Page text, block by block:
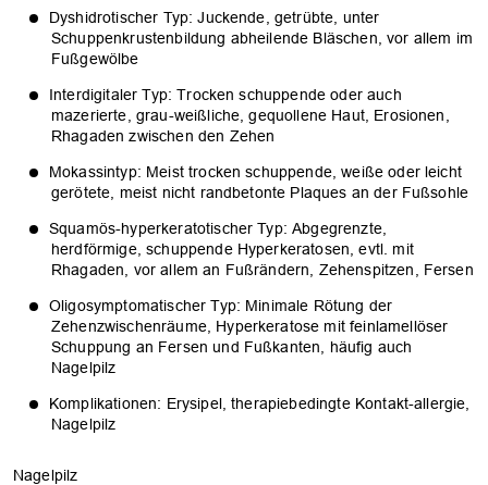
Dyshidrotischer Typ: Juckende, getrübte, unter
Schuppenkrustenbildung abheilende Bläschen, vor allem im
Fußgewölbe
Interdigitaler Typ: Trocken schuppende oder auch
mazerierte, grau-weißliche, gequollene Haut, Erosionen,
Rhagaden zwischen den Zehen
Mokassintyp: Meist trocken schuppende, weiße oder leicht
gerötete, meist nicht randbetonte Plaques an der Fußsohle
Squamös-hyperkeratotischer Typ: Abgegrenzte,
herdförmige, schuppende Hyperkeratosen, evtl. mit
Rhagaden, vor allem an Fußrändern, Zehenspitzen, Fersen
Oligosymptomatischer Typ: Minimale Rötung der
Zehenzwischenräume, Hyperkeratose mit feinlamellöser
Schuppung an Fersen und Fußkanten, häufig auch
Nagelpilz
Komplikationen: Erysipel, therapiebedingte Kontakt-allergie,
Nagelpilz
Nagelpilz